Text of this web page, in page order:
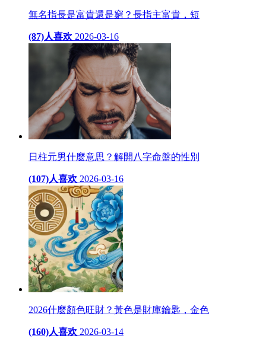
無名指長是富貴還是窮？長指主富貴，短
(87)人喜欢 2026-03-16
日柱元男什麼意思？解開八字命盤的性別
(107)人喜欢 2026-03-16
2026什麼顏色旺財？黃色是財庫鑰匙，金色
(160)人喜欢 2026-03-14